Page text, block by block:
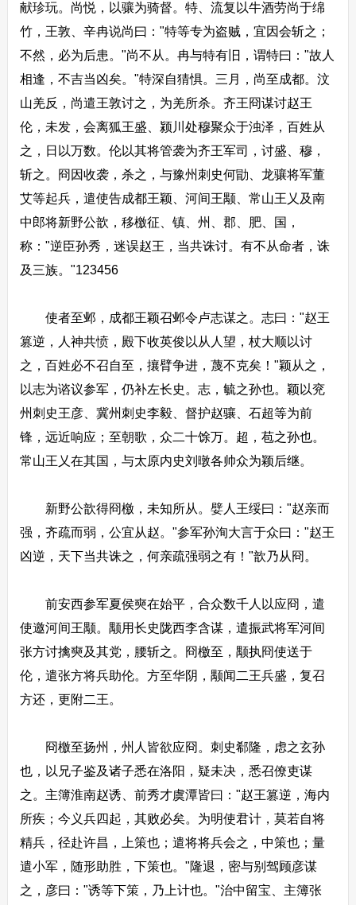
献珍玩。尚悦，以骧为骑督。特、流复以牛酒劳尚于绵
竹，王敦、辛冉说尚曰："特等专为盗贼，宜因会斩之；
不然，必为后患。"尚不从。冉与特有旧，谓特曰："故人
相逢，不吉当凶矣。"特深自猜惧。三月，尚至成都。汶
山羌反，尚遣王敦讨之，为羌所杀。齐王冏谋讨赵王
伦，未发，会离狐王盛、颍川处穆聚众于浊泽，百姓从
之，日以万数。伦以其将管袭为齐王军司，讨盛、穆，
斩之。冏因收袭，杀之，与豫州刺史何勖、龙骧将军董
艾等起兵，遣使告成都王颖、河间王颙、常山王乂及南
中郎将新野公歆，移檄征、镇、州、郡、肥、国，
称："逆臣孙秀，迷误赵王，当共诛讨。有不从命者，诛
及三族。"123456
使者至邺，成都王颖召邺令卢志谋之。志曰："赵王
篡逆，人神共愤，殿下收英俊以从人望，杖大顺以讨
之，百姓必不召自至，攘臂争进，蔑不克矣！"颖从之，
以志为谘议参军，仍补左长史。志，毓之孙也。颖以兖
州刺史王彦、冀州刺史李毅、督护赵骧、石超等为前
锋，远近响应；至朝歌，众二十馀万。超，苞之孙也。
常山王乂在其国，与太原内史刘暾各帅众为颖后继。
新野公歆得冏檄，未知所从。嬖人王绥曰："赵亲而
强，齐疏而弱，公宜从赵。"参军孙洵大言于众曰："赵王
凶逆，天下当共诛之，何亲疏强弱之有！"歆乃从冏。
前安西参军夏侯奭在始平，合众数千人以应冏，遣
使邀河间王颙。颙用长史陇西李含谋，遣振武将军河间
张方讨擒奭及其党，腰斩之。冏檄至，颙执冏使送于
伦，遣张方将兵助伦。方至华阴，颙闻二王兵盛，复召
方还，更附二王。
冏檄至扬州，州人皆欲应冏。刺史郗隆，虑之玄孙
也，以兄子鉴及诸子悉在洛阳，疑未决，悉召僚吏谋
之。主簿淮南赵诱、前秀才虞潭皆曰："赵王篡逆，海内
所疾；今义兵四起，其败必矣。为明使君计，莫若自将
精兵，径赴许昌，上策也；遣将将兵会之，中策也；量
遣小军，随形助胜，下策也。"隆退，密与别驾顾彦谋
之，彦曰："诱等下策，乃上计也。"治中留宝、主簿张